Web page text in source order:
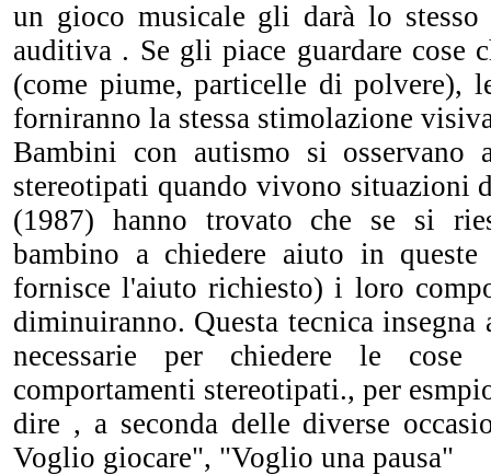
un gioco musicale gli darà lo
auditiva . Se gli piace guardare cose
(come piume, particelle di polvere),
forniranno la stessa stimolazione
Bambini con autismo si osservano
stereotipati quando vivono situazioni
(1987) hanno trovato che se si
bambino a chiedere aiuto in
fornisce l'aiuto richiesto) i loro
diminuiranno. Questa tecnica
necessarie per chiedere le cose
comportamenti stereotipati., per
dire , a seconda delle diverse
Voglio giocare", "Voglio una pausa"